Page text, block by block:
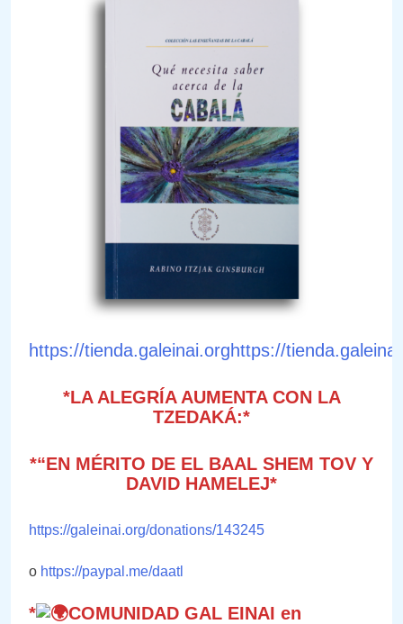
https://tienda.galeinai.orghttps://
*LA ALEGRÍA AUMENTA CON LA
TZEDAKÁ:*
*“EN MÉRITO DE EL BAAL SHEM TOV Y
DAVID HAMELEJ*
https://galeinai.org/donations/143245
o https://paypal.me/daatl
*
COMUNIDAD GAL EINAI en